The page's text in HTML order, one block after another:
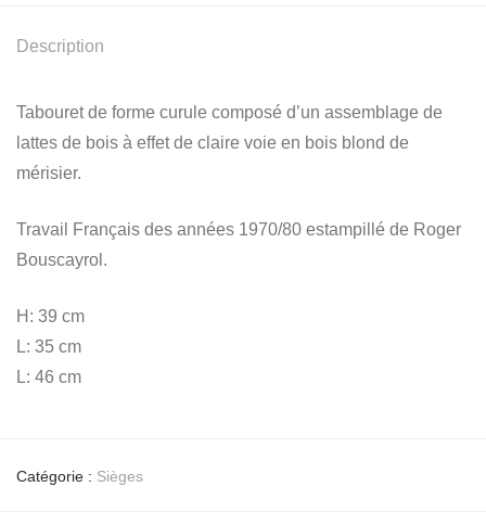
Description
Tabouret de forme curule composé d’un assemblage de
lattes de bois à effet de claire voie en bois blond de
mérisier.
Travail Français des années 1970/80 estampillé de Roger
Bouscayrol.
H: 39 cm
L: 35 cm
L: 46 cm
Catégorie : Sièges